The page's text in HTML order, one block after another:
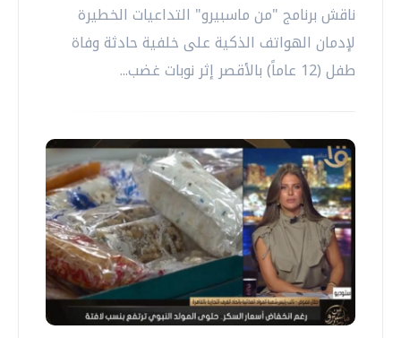
ناقش برنامج "من ماسبيرو" التداعيات الخطيرة
لإدمان الهواتف الذكية على خلفية حادثة وفاة
طفل (12 عاماً) بالأقصر إثر نوبات غضب...